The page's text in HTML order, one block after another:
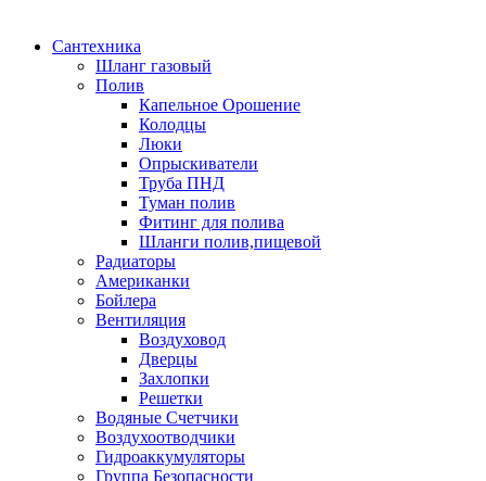
Сантехника
Шланг газовый
Полив
Капельное Орошение
Колодцы
Люки
Опрыскиватели
Труба ПНД
Туман полив
Фитинг для полива
Шланги полив,пищевой
Радиаторы
Американки
Бойлера
Вентиляция
Воздуховод
Дверцы
Захлопки
Решетки
Водяные Счетчики
Воздухоотводчики
Гидроаккумуляторы
Группа Безопасности